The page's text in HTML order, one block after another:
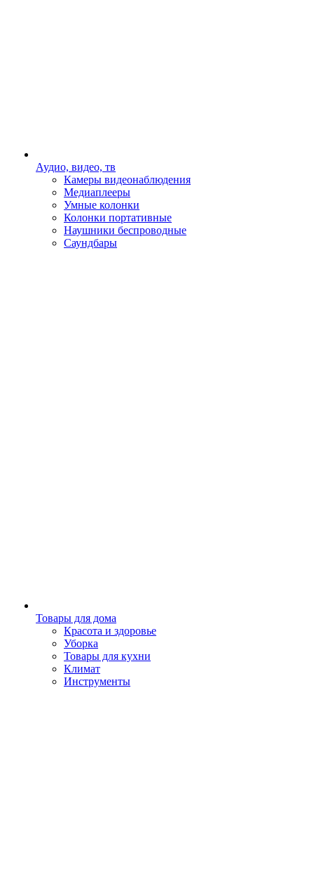
Аудио, видео, тв
Камеры видеонаблюдения
Медиаплееры
Умные колонки
Колонки портативные
Наушники беспроводные
Саундбары
Товары для дома
Красота и здоровье
Уборка
Товары для кухни
Климат
Инструменты